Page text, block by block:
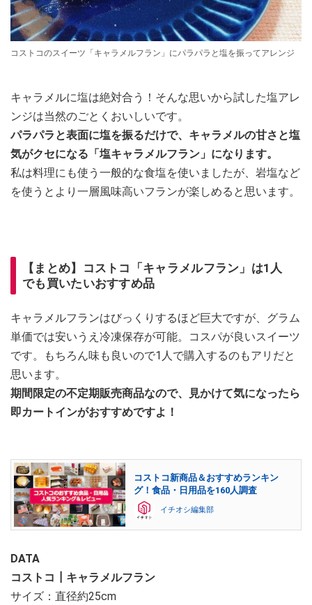
コストコのスイーツ「キャラメルフラン」にパラパラと塩を振ってアレンジ
キャラメルに塩は絶対合う！そんな思いから試した塩アレ
ンジは当然のごとくおいしいです。
パラパラと表面に塩を振るだけで、キャラメルの甘さと塩
気がクセになる「塩キャラメルフラン」になります。
私は料理にも使う一般的な食塩を使いましたが、岩塩など
を使うとより一層風味高いフランが楽しめると思います。
【まとめ】コストコ「キャラメルフラン」は1人
でも買いたいおすすめ品
キャラメルフランはびっくりするほど巨大ですが、グラム
単価では安いうえ冷凍保存が可能。コスパが良いスイーツ
です。もちろん味も良いので1人で購入するのもアリだと
思います。
期間限定の不定期販売商品なので、見かけて気になったら
即カートインがおすすめですよ！
コストコ新商品＆おすすめランキン
グ！食品・日用品を160人調査
イチオシ編集部
DATA
コストコ┃キャラメルフラン
サイズ：直径約25cm